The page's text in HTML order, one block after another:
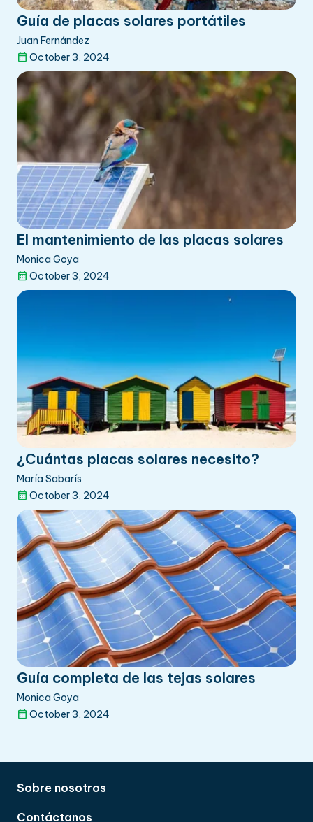
Guía de placas solares portátiles
Juan Fernández
October 3, 2024
El mantenimiento de las placas solares
Monica Goya
October 3, 2024
¿Cuántas placas solares necesito?
María Sabarís
October 3, 2024
Guía completa de las tejas solares
Monica Goya
October 3, 2024
Sobre nosotros
Contáctanos